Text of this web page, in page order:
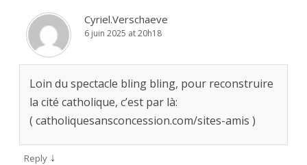
Cyriel.Verschaeve
6 juin 2025 at 20h18
Loin du spectacle bling bling, pour reconstruire
la cité catholique, c’est par là:
( catholiquesansconcession.com/sites-amis )
Reply ↓